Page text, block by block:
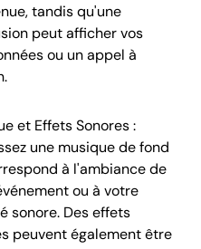
tandis qu'une
peut afficher vos
ou un appel à
et Effets Sonores :
une musique de fond
à l'ambiance de
ou à votre
sonore. Des effets
peuvent également être